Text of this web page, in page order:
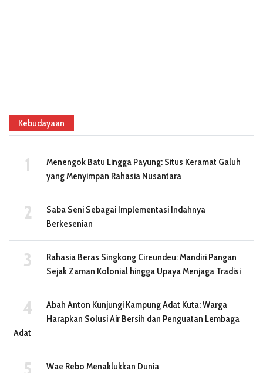
Kebudayaan
Menengok Batu Lingga Payung: Situs Keramat Galuh
yang Menyimpan Rahasia Nusantara
Saba Seni Sebagai Implementasi Indahnya
Berkesenian
Rahasia Beras Singkong Cireundeu: Mandiri Pangan
Sejak Zaman Kolonial hingga Upaya Menjaga Tradisi
Abah Anton Kunjungi Kampung Adat Kuta: Warga
Harapkan Solusi Air Bersih dan Penguatan Lembaga
Adat
Wae Rebo Menaklukkan Dunia